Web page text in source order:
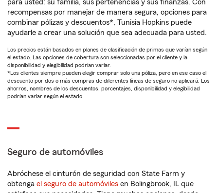
para usted: su familia, sus pertenencias y sus finanzas. Con
recompensas por manejar de manera segura, opciones para
combinar pólizas y descuentos*, Tunisia Hopkins puede
ayudarle a crear una solución que sea adecuada para usted.
Los precios están basados en planes de clasificación de primas que varían según
el estado. Las opciones de cobertura son seleccionadas por el cliente y la
disponibilidad y elegibilidad podrían variar.
*Los clientes siempre pueden elegir comprar solo una póliza, pero en ese caso el
descuento por dos o más compras de diferentes líneas de seguro no aplicará. Los
ahorros, nombres de los descuentos, porcentajes, disponibilidad y elegibilidad
podrían variar según el estado.
Seguro de automóviles
Abróchese el cinturón de seguridad con State Farm y
obtenga el seguro de automóviles en Bolingbrook, IL que